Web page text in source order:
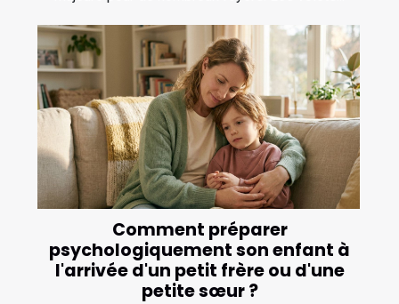
Comment préparer
psychologiquement son enfant à
l'arrivée d'un petit frère ou d'une
petite sœur ?